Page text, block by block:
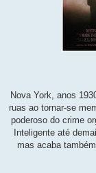
Nova York, anos
ruas ao tornar-se
poderoso do crime
Inteligente até
mas acaba